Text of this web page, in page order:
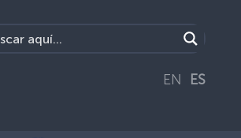
EN ES